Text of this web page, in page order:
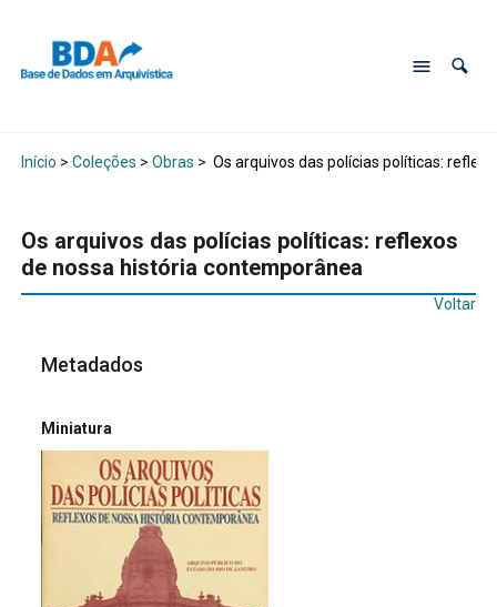
Início > Coleções > Obras > Os arquivos das polícias políticas:
Os arquivos das polícias políticas: reflexos
de nossa história contemporânea
Voltar
Metadados
Miniatura